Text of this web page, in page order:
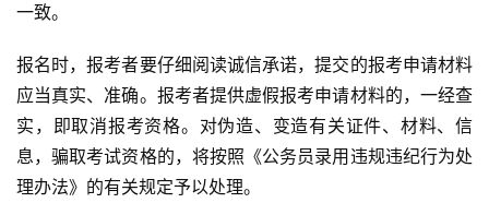
一致。
报名时，报考者要仔细阅读诚信承诺，提交的报考申请材料
应当真实、准确。报考者提供虚假报考申请材料的，一经查
实，即取消报考资格。对伪造、变造有关证件、材料、信
息，骗取考试资格的，将按照《公务员录用违规违纪行为处
理办法》的有关规定予以处理。